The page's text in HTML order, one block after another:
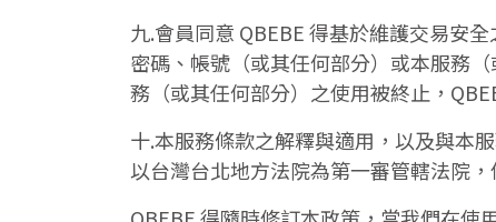
九.會員同意 QBEBE 得基於維護交易安
密碼、帳號（或其任何部分）或本服務
務（或其任何部分）之使用被終止，
十.本服務條款之解釋與適用，以及與本
以台灣台北地方法院為第一審管轄法院